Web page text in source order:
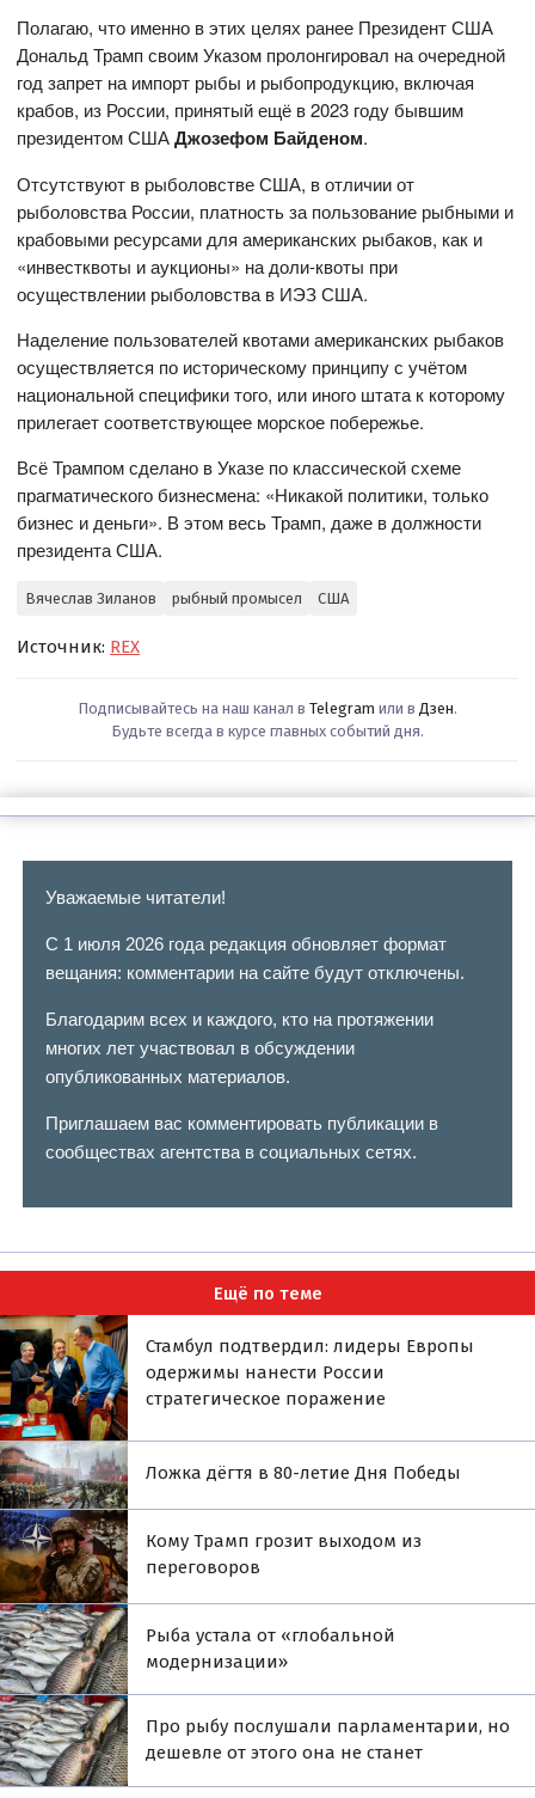
Полагаю, что именно в этих целях ранее Президент США
Дональд Трамп своим Указом пролонгировал на очередной
год запрет на импорт рыбы и рыбопродукцию, включая
крабов, из России, принятый ещё в 2023 году бывшим
президентом СШАДжозефом Байденом.
Отсутствуют в рыболовстве США, в отличии от
рыболовства России, платность за пользование рыбными и
крабовыми ресурсами для американских рыбаков, как и
«инвестквоты и аукционы» на доли-квоты при
осуществлении рыболовства в ИЭЗ США.
Наделение пользователей квотами американских рыбаков
осуществляется по историческому принципу с учётом
национальной специфики того, или иного штата к которому
прилегает соответствующее морское побережье.
Всё Трампом сделано в Указе по классической схеме
прагматического бизнесмена: «Никакой политики, только
бизнес и деньги». В этом весь Трамп, даже в должности
президента США.
Вячеслав Зиланов рыбный промысел США
Источник: REX
Подписывайтесь на наш канал в Telegram или в Дзен.
Будьте всегда в курсе главных событий дня.
Уважаемые читатели!
С 1 июля 2026 года редакция обновляет формат
вещания: комментарии на сайте будут отключены.
Благодарим всех и каждого, кто на протяжении
многих лет участвовал в обсуждении
опубликованных материалов.
Приглашаем вас комментировать публикации в
сообществах агентства в социальных сетях.
Ещё по теме
Стамбул подтвердил: лидеры Европы
одержимы нанести России
стратегическое поражение
Ложка дёгтя в 80-летие Дня Победы
Кому Трамп грозит выходом из
переговоров
Рыба устала от «глобальной
модернизации»
Про рыбу послушали парламентарии, но
дешевле от этого она не станет